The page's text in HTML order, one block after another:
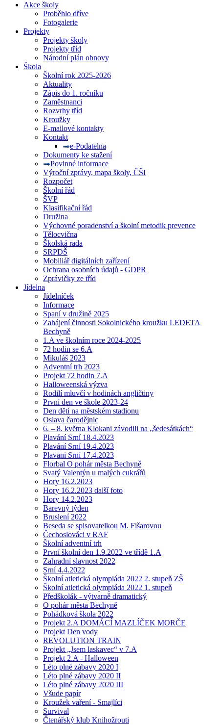
Akce školy
Proběhlo dříve
Fotogalerie
Projekty
Projekty školy
Projekty tříd
Národní plán obnovy
Škola
Školní rok 2025-2026
Aktuality
Zápis do 1. ročníku
Zaměstnanci
Rozvrhy tříd
Kroužky
E-mailové kontakty
Kontakt
e-Podatelna
Dokumenty ke stažení
Povinné informace
Výroční zprávy, mapa školy, ČŠI
Rozpočet
Školní řád
ŠVP
Klasifikační řád
Družina
Výchovné poradenství a školní metodik prevence
Tělocvična
Školská rada
SRPDŠ
Mobiliář digitálních zařízení
Ochrana osobních údajů - GDPR
Zprávičky ze tříd
Jídelna
Jídelníček
Informace
Spaní v družině 2025
Zahájení činnosti Sokolnického kroužku LEDETA
Bechyně
1.A ve školním roce 2024-2025
72 hodin se 6.A
Mikuláš 2023
Adventní trh 2023
Projekt 72 hodin 7.A
Halloweenská výzva
Rodilí mluvčí v hodinách angličtiny
První den ve škole 2023-24
Den dětí na městském stadionu
Oslava čarodějnic
6. – 8. května Klokani závodili na „šedesátkách“
Plavání Srní 18.4.2023
Plavání Srní 19.4.2023
Plavani Srní 17.4.2023
Florbal O pohár města Bechyně
Svatý Valentýn u malých cukrářů
Hory 16.2.2023
Hory 16.2.2023 další foto
Hory 14.2.2023
Barevný týden
Bruslení 2022
Beseda se spisovatelkou M. Fišarovou
Čechoslováci v RAF
Školní adventní trh
První školní den 1.9.2022 ve třídě 1.A
Zahradní slavnost 2022
Srní 4.4.2022
Školní atletická olympiáda 2022 2. stupeň ZŠ
Školní atletická olympiáda 2022 1. stupeň
Předškolák - výtvarně dramatický
O pohár města Bechyně
Pohádková škola 2022
Projekt 2.A DOMÁCÍ MAZLÍČEK MORČE
Projekt Den vody
REVOLUTION TRAIN
Projekt „Jsem laskavec“ v 7.A
Projekt 2.A - Halloween
Léto plné zábavy 2020 I
Léto plné zábavy 2020 II
Léto plné zábavy 2020 III
Všude papír
Kroužek vaření - Smajlíci
Survival
Čtenářský klub Knihožrouti